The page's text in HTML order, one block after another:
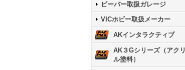
ビーバー取扱ガレージ
VICホビー取扱メーカー
AKインタラクティブ
AK３Gシリーズ（アクリ
ル塗料）